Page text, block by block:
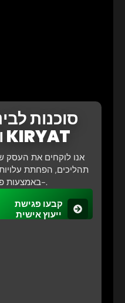
סוכנות
ואוטומציה ב KIRYAT
אנו לוקחים את העסק
תהליכים, הפחתת
באמצעות פתרונות חכמים ב-.
קבעו פגישת
ייעוץ אישית